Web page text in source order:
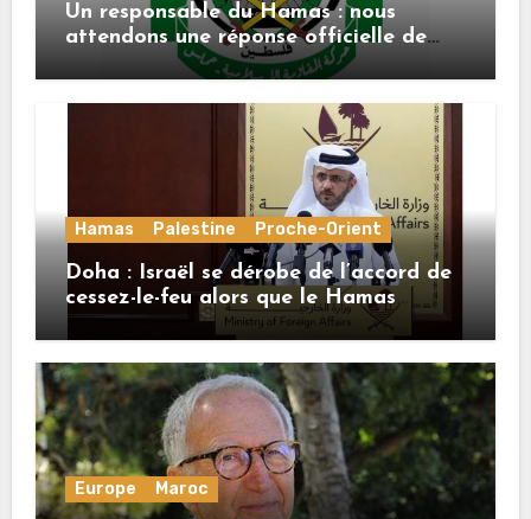
Un responsable du Hamas : nous
attendons une réponse officielle de
Mladenov concernant la feuille de
Hamas Palestine Proche-Orient
Doha : Israël se dérobe de l’accord de
cessez-le-feu alors que le Hamas
honore ses engagements
Europe Maroc